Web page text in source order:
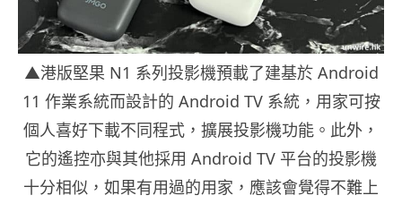
▲港版堅果 N1 系列投影機預載了建基於 Android
11 作業系統而設計的 Android TV 系統，用家可按
個人喜好下載不同程式，擴展投影機功能。此外，
它的遙控亦與其他採用 Android TV 平台的投影機
十分相似，如果有用過的用家，應該會覺得不難上